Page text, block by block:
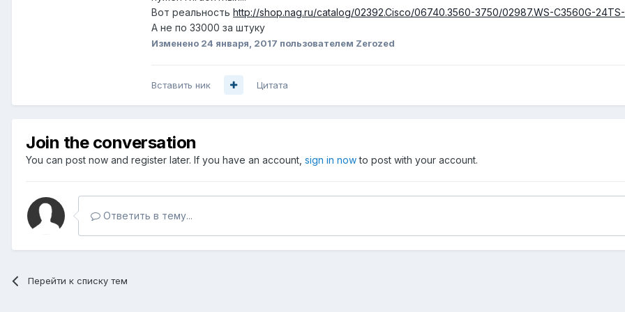
Вот реальность http://shop.nag.ru/catalog/02392.Cisco/06740.3560-3750/02987.WS-C3560G-
А не по 33000 за штуку
Изменено 24 января, 2017 пользователем Zerozed
Вставить ник Цитата
Join the conversation
You can post now and register later. If you have an account, sign in nowto post with your account.
Ответить в тему...
Перейти к списку тем